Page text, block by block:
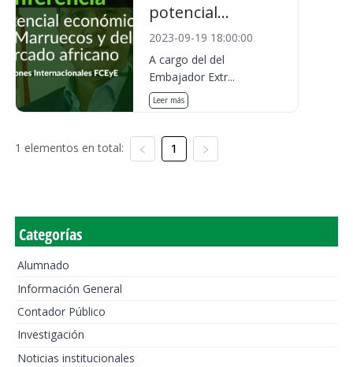
potencial...
2023-09-19 18:00:00
A cargo del del
Embajador Extr...
Leer más
1 elementos en total: 1
Categorías
Alumnado
Información General
Contador Público
Investigación
Noticias institucionales